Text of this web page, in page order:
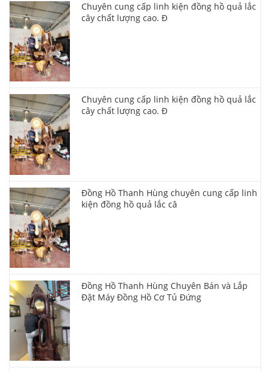
Chuyên cung cấp linh kiện đồng hồ quả lắc
cây chất lượng cao. Đ
Chuyên cung cấp linh kiện đồng hồ quả lắc
cây chất lượng cao. Đ
Đồng Hồ Thanh Hùng chuyên cung cấp linh
kiện đồng hồ quả lắc câ
Đồng Hồ Thanh Hùng Chuyên Bán và Lắp
Đặt Máy Đồng Hồ Cơ Tủ Đứng